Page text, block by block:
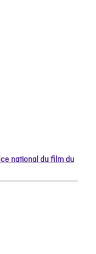
national du film du